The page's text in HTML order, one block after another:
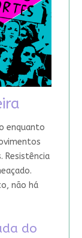
enquanto
Resistência
não há
do